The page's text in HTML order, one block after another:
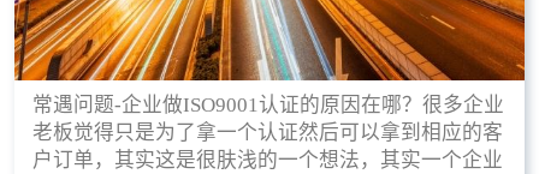
常遇问题-企业做ISO9001认证的原因在哪？很多企业
老板觉得只是为了拿一个认证然后可以拿到相应的客
户订单，其实这是很肤浅的一个想法，其实一个企业